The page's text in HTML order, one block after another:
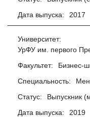
Дата выпуска:
2017
Университет:
УрФУ им. первого
Факультет:
Бизнес-
Специальность:
Статус:
Выпускник
Дата выпуска:
2019